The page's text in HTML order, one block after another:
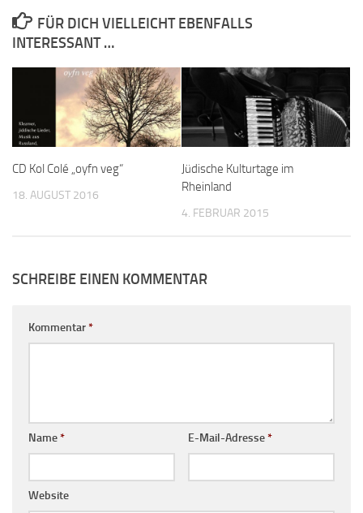
FÜR DICH VIELLEICHT EBENFALLS
INTERESSANT …
CD Kol Colé „oyfn veg“
18. AUGUST 2016
Jüdische Kulturtage im
Rheinland
4. FEBRUAR 2015
SCHREIBE EINEN KOMMENTAR
Kommentar*
Name* E-Mail-Adresse*
Website